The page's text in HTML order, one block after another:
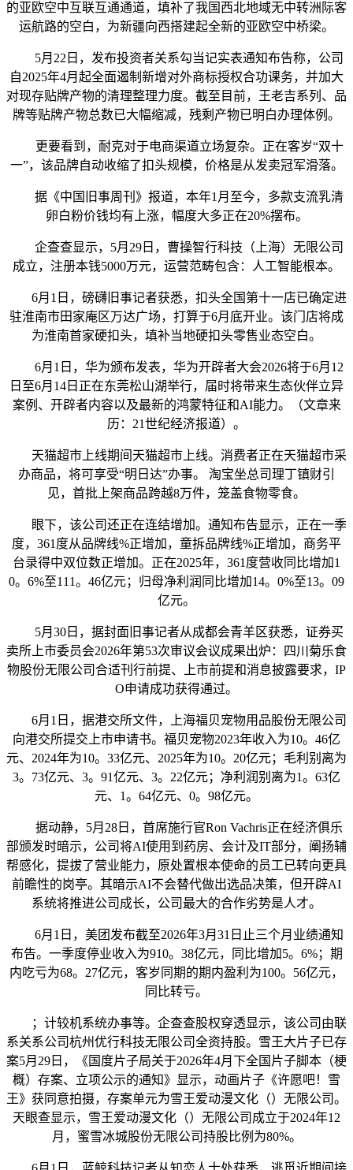
的亚欧空中互联互通通道，填补了我国西北地域无中转洲际客
运航路的空白，为新疆向西搭建起全新的亚欧空中桥梁。
5月22日，发布投资者关系勾当记实表通知布告称，公司
自2025年4月起全面遏制新增对外商标授权合功课务，并加大
对现存贴牌产物的清理整理力度。截至目前，王老吉系列、品
牌等贴牌产物总数已大幅缩减，残剩产物已明白办理体例。
更要看到，耐克对于电商渠道立场复杂。正在客岁“双十
一”，该品牌自动收缩了扣头规模，价格是从发卖冠军滑落。
据《中国旧事周刊》报道，本年1月至今，多款支流乳清
卵白粉价钱均有上涨，幅度大多正在20%摆布。
企查查显示，5月29日，曹操智行科技（上海）无限公司
成立，注册本钱5000万元，运营范畴包含：人工智能根本。
6月1日，磅礴旧事记者获悉，扣头全国第十一店已确定进
驻淮南市田家庵区万达广场，打算于6月底开业。该门店将成
为淮南首家硬扣头，填补当地硬扣头零售业态空白。
6月1日，华为颁布发表，华为开辟者大会2026将于6月12
日至6月14日正在东莞松山湖举行，届时将带来生态伙伴立异
案例、开辟者内容以及最新的鸿蒙特征和AI能力。（文章来
历：21世纪经济报道）。
天猫超市上线期间天猫超市上线。消费者正在天猫超市采
办商品，将可享受“明日达”办事。 淘宝坐总司理丁镇财引
见，首批上架商品跨越8万件，笼盖食物零食。
眼下，该公司还正在连结增加。通知布告显示，正在一季
度，361度从品牌线%正增加，童拆品牌线%正增加，商务平
台录得中双位数正增加。正在2025年，361度营收同比增加1
0。6%至111。46亿元；归母净利润同比增加14。0%至13。09
亿元。
5月30日，据封面旧事记者从成都会青羊区获悉，证券买
卖所上市委员会2026年第53次审议会议成果出炉：四川菊乐食
物股份无限公司合适刊行前提、上市前提和消息披露要求，IP
O申请成功获得通过。
6月1日，据港交所文件，上海福贝宠物用品股份无限公司
向港交所提交上市申请书。福贝宠物2023年收入为10。46亿
元、2024年为10。33亿元、2025年为10。20亿元；毛利别离为
3。73亿元、3。91亿元、3。22亿元；净利润别离为1。63亿
元、1。64亿元、0。98亿元。
据动静，5月28日，首席施行官Ron Vachris正在经济俱乐
部颁发时暗示，公司将AI使用到药房、会计及IT部分，阐扬辅
帮感化，提拔了营业能力，原处置根本使命的员工已转向更具
前瞻性的岗亭。其暗示AI不会替代做出选品决策，但开辟AI
系统将推进公司成长，公司最大的合作劣势是人才。
6月1日，美团发布截至2026年3月31日止三个月业绩通知
布告。一季度停业收入为910。38亿元，同比增加5。6%；期
内吃亏为68。27亿元，客岁同期的期内盈利为100。56亿元，
同比转亏。
；计较机系统办事等。企查查股权穿透显示，该公司由联
系关系公司杭州优行科技无限公司全资持股。雪王大片子已存
案5月29日，《国度片子局关于2026年4月下全国片子脚本（梗
概）存案、立项公示的通知》显示，动画片子《许愿吧！雪
王》获同意拍摄，存案单元为雪王爱动漫文化（）无限公司。
天眼查显示，雪王爱动漫文化（）无限公司成立于2024年12
月，蜜雪冰城股份无限公司持股比例为80%。